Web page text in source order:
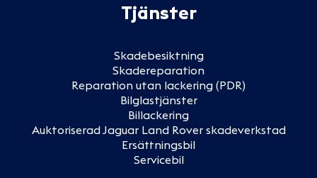
Tjänster
Skadebesiktning
Skadereparation
Reparation utan lackering (PDR)
Bilglastjänster
Billackering
Auktoriserad Jaguar Land Rover skadeverkstad
Ersättningsbil
Servicebil